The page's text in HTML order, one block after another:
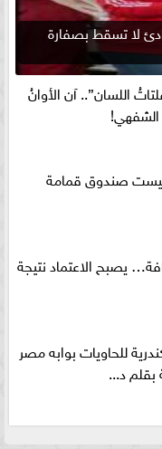
لا تسقط بصفارة
اللسان”.. آن الأوانُ
الشفهي!
صندوق قمامة
يصبح الاعتماد نتيجة
للحاويات بوابه مصر
بقلم د...